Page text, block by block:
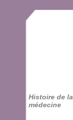
Histoire de la
médecine